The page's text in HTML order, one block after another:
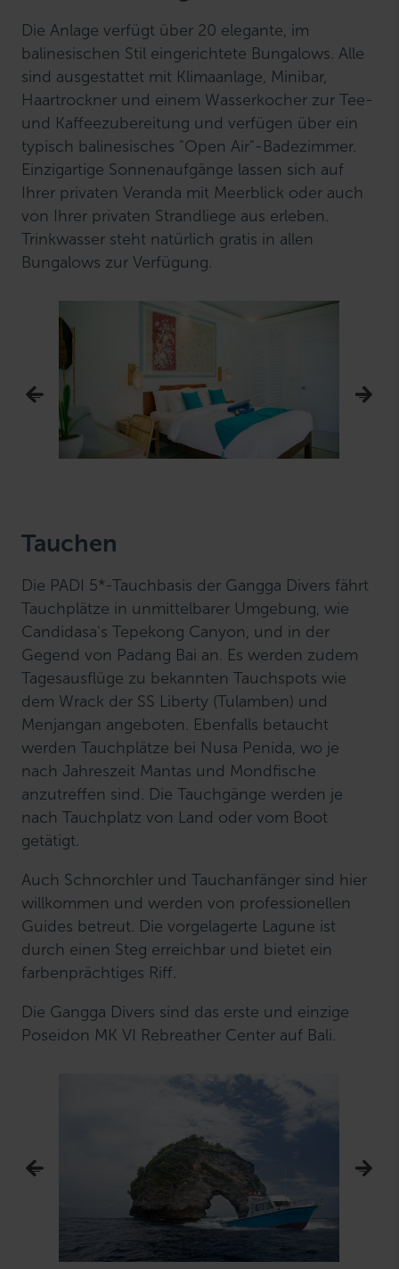
Die Anlage verfügt über 20 elegante, im
balinesischen Stil eingerichtete Bungalows. Alle
sind ausgestattet mit Klimaanlage, Minibar,
Haartrockner und einem Wasserkocher zur Tee-
und Kaffeezubereitung und verfügen über ein
typisch balinesisches "Open Air"-Badezimmer.
Einzigartige Sonnenaufgänge lassen sich auf
Ihrer privaten Veranda mit Meerblick oder auch
von Ihrer privaten Strandliege aus erleben.
Trinkwasser steht natürlich gratis in allen
Bungalows zur Verfügung.
Tauchen
Die PADI 5*-Tauchbasis der Gangga Divers fährt
Tauchplätze in unmittelbarer Umgebung, wie
Candidasa's Tepekong Canyon, und in der
Gegend von Padang Bai an. Es werden zudem
Tagesausflüge zu bekannten Tauchspots wie
dem Wrack der SS Liberty (Tulamben) und
Menjangan angeboten. Ebenfalls betaucht
werden Tauchplätze bei Nusa Penida, wo je
nach Jahreszeit Mantas und Mondfische
anzutreffen sind. Die Tauchgänge werden je
nach Tauchplatz von Land oder vom Boot
getätigt.
Auch Schnorchler und Tauchanfänger sind hier
willkommen und werden von professionellen
Guides betreut. Die vorgelagerte Lagune ist
durch einen Steg erreichbar und bietet ein
farbenprächtiges Riff.
Die Gangga Divers sind das erste und einzige
Poseidon MK VI Rebreather Center auf Bali.